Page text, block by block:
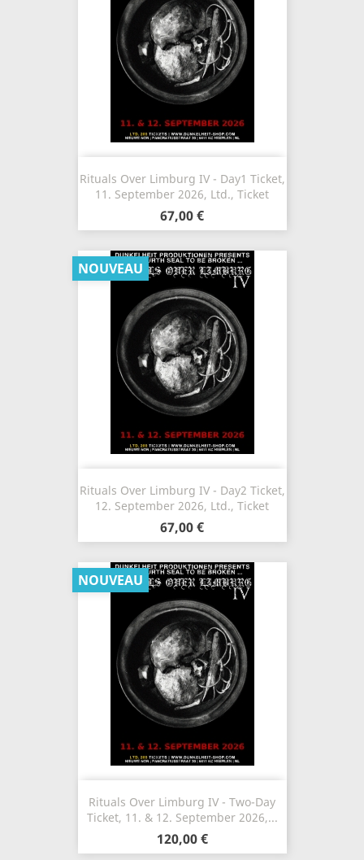
Rituals Over Limburg IV - Day1 Ticket,
11. September 2026, Ltd., Ticket
67,00 €
Rituals Over Limburg IV - Day2 Ticket,
12. September 2026, Ltd., Ticket
67,00 €
NOUVEAU
Rituals Over Limburg IV - Two-Day
Ticket, 11. & 12. September 2026,...
120,00 €
NOUVEAU